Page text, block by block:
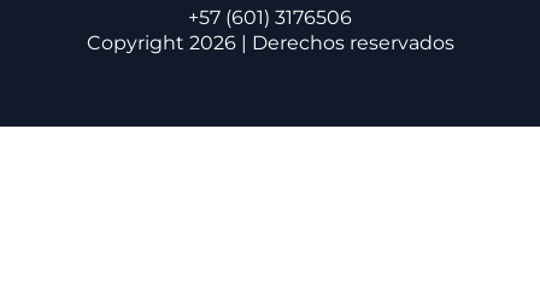
+57 (601) 3176506
Copyright 2026 | Derechos reservados